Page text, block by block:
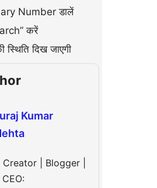
Number डालें
करें
दिख जाएगी
Kumar
Creator | Blogger |